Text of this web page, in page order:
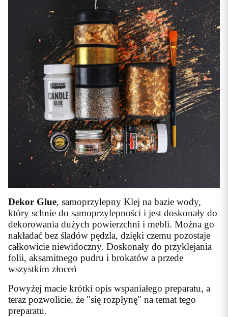
Dekor Glue, samoprzylepny Klej na bazie wody,
który schnie do samoprzylepności i jest doskonały do
dekorowania dużych powierzchni i mebli. Można go
nakładać bez śladów pędzla, dzięki czemu pozostaje
całkowicie niewidoczny. Doskonały do przyklejania
folii, aksamitnego pudru i brokatów a przede
wszystkim złoceń
Powyżej macie krótki opis wspaniałego preparatu, a
teraz pozwolicie, że "się rozpłynę" na temat tego
preparatu.